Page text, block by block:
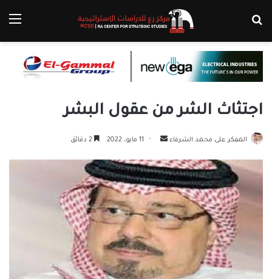
اجتثاث الشر من عقول البشر
المفكر على محمد الشرفاء
أرسل
إلكترونيا
11 مايو، 2022